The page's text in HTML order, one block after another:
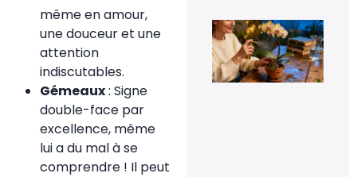
même en amour,
une douceur et une
attention
indiscutables.
Gémeaux: Signe
double-face par
excellence, même
lui a du mal à se
comprendre ! Il peut